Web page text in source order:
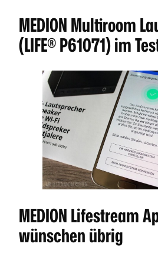
MEDION Multiroom
(LIFE® P61071) im
MEDION Lifestream
wünschen übrig